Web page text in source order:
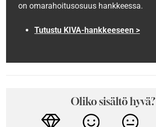
on omarahoitusosuus hankkeessa.
Tutustu KIVA-hankkeeseen >
Oliko sisältö hyvä?